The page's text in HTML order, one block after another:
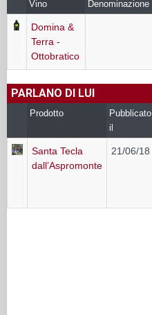
Vino Denominazione
Domina &
Terra -
Ottobratico
PARLANO DI LUI
Prodotto
Pubblicato
il
Santa Tecla
dall’Aspromonte
21/06/18